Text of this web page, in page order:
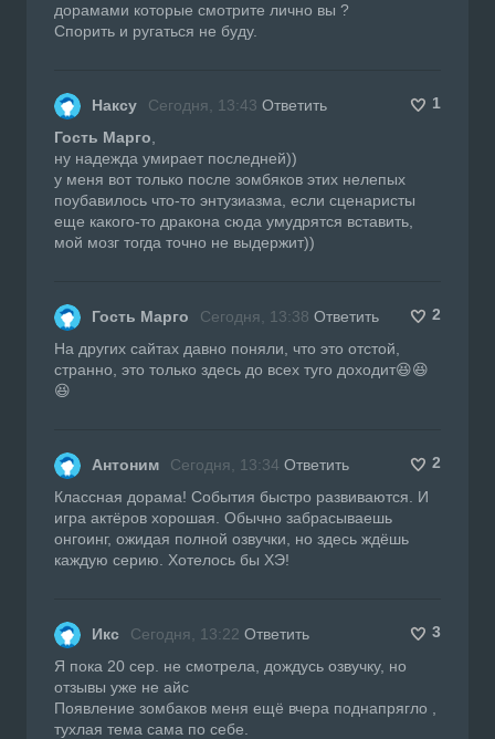
дорамами которые смотрите лично вы ?
Спорить и ругаться не буду.
Наксу Сегодня, 13:43 Ответить
1
Гость Марго
ну надежда умирает последней))
у меня вот только после зомбяков этих нелепых
поубавилось что-то энтузиазма, если сценаристы
еще какого-то дракона сюда умудрятся вставить,
мой мозг тогда точно не выдержит))
Гость Марго Сегодня, 13:38 Ответить
2
На других сайтах давно поняли, что это отстой,
странно, это только здесь до всех туго доходит😆😆
😆
Антоним Сегодня, 13:34 Ответить
2
Классная дорама! События быстро развиваются. И
игра актёров хорошая. Обычно забрасываешь
онгоинг, ожидая полной озвучки, но здесь ждёшь
каждую серию. Хотелось бы ХЭ!
Икс Сегодня, 13:22 Ответить
3
Я пока 20 сер. не смотрела, дождусь озвучку, но
отзывы уже не айс
Появление зомбаков меня ещё вчера поднапрягло ,
тухлая тема сама по себе.